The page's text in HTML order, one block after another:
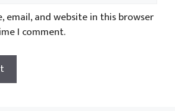
email, and website in this browser
I comment.